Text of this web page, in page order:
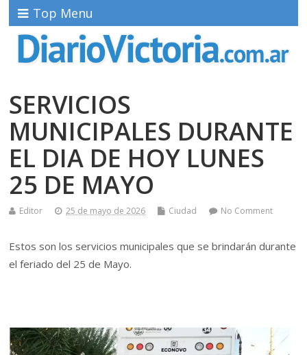
Top Menu
SERVICIOS
MUNICIPALES DURANTE
EL DIA DE HOY LUNES
25 DE MAYO
Editor 25 de mayo de 2026 Ciudad No Comment
Estos son los servicios municipales que se brindarán durante
el feriado del 25 de Mayo.